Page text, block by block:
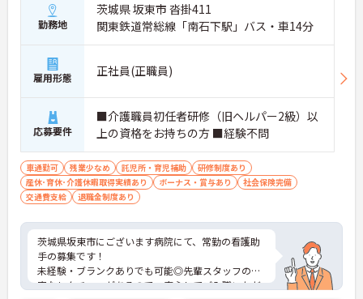
勤務地
茨城県 坂東市 沓掛411
関東鉄道常総線「南石下駅」バス・車14分
雇用形態 正社員(正職員)
応募要件
■介護職員初任者研修（旧ヘルパー2級）以
上の資格をお持ちの方 ■経験不問
車通勤可 残業少なめ 託児所・育児補助
研修制度あり
産休･育休･介護休暇取得実績あり
ボーナス・賞与あり
社会保険完備
交通費支給
退職金制度あり
茨城県坂東市にございます病院にて、常勤の看護助
手の募集です！
未経験・ブランクありでも可能◎先輩スタッフの丁
寧なレクチャーがあるので、安心してご入職いただ